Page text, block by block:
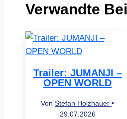
Verwandte
Trailer: JUMANJI –
OPEN WORLD
VonStefan Holzhauer•
29.07.2026